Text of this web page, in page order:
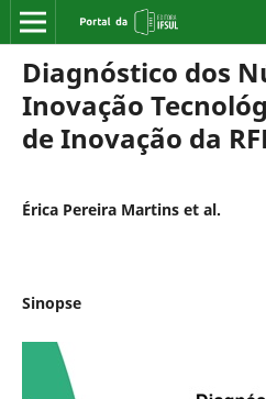
Diagnóstico dos
Inovação
de Inovação da
Érica Pereira Martins et al.
Sinopse